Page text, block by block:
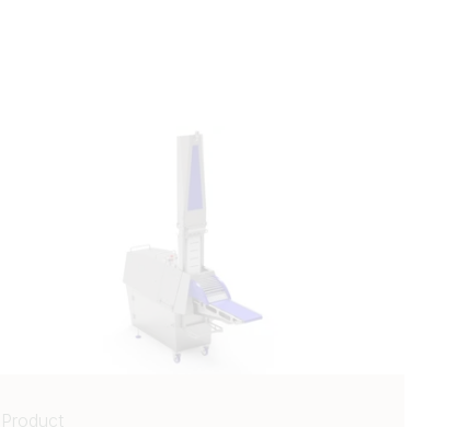
Product